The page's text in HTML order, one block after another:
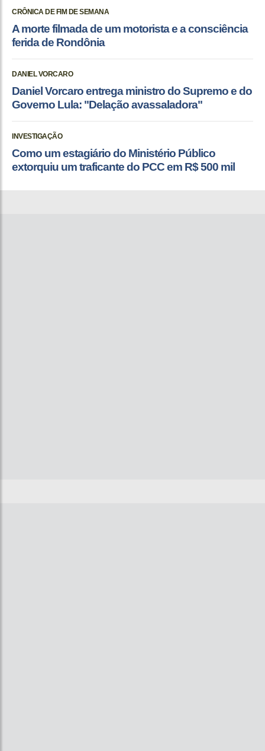
CRÔNICA DE FIM DE SEMANA
A morte filmada de um motorista e a consciência
ferida de Rondônia
DANIEL VORCARO
Daniel Vorcaro entrega ministro do Supremo e do
Governo Lula: "Delação avassaladora"
INVESTIGAÇÃO
Como um estagiário do Ministério Público
extorquiu um traficante do PCC em R$ 500 mil